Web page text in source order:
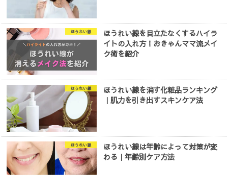
ほうれい線
ほうれい線を目立たなくするハイラ
イトの入れ方！おきゃんママ流メイ
ク術を紹介
ほうれい線
ほうれい線を消す化粧品ランキング
｜肌力を引き出すスキンケア法
ほうれい線
ほうれい線は年齢によって対策が変
わる｜年齢別ケア方法